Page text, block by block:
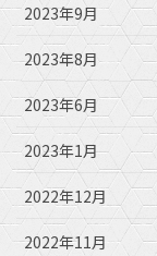
2023年9月
2023年8月
2023年6月
2023年1月
2022年12月
2022年11月